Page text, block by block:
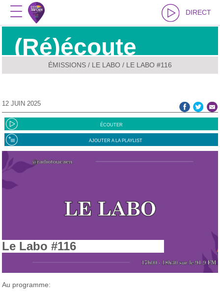
DIRECT
(Ré)écoute
ÉMISSIONS / LE LABO / LE LABO #116
12 JUIN 2025
ÉCOUTER
AJOUTER A LA PLAYLIST
Le Labo #116
Au programme: